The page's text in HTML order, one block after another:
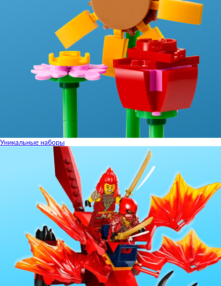
Уникальные наборы